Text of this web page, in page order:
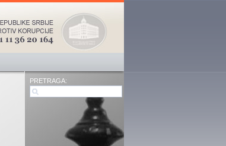
PRETRAGA: